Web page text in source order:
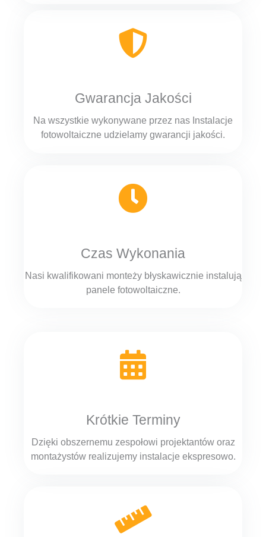
Gwarancja Jakości
Na wszystkie wykonywane przez nas Instalacje
fotowoltaiczne udzielamy gwarancji jakości.
Czas Wykonania
Nasi kwalifikowani monteży błyskawicznie instalują
panele fotowoltaiczne.
Krótkie Terminy
Dzięki obszernemu zespołowi projektantów oraz
montażystów realizujemy instalacje ekspresowo.